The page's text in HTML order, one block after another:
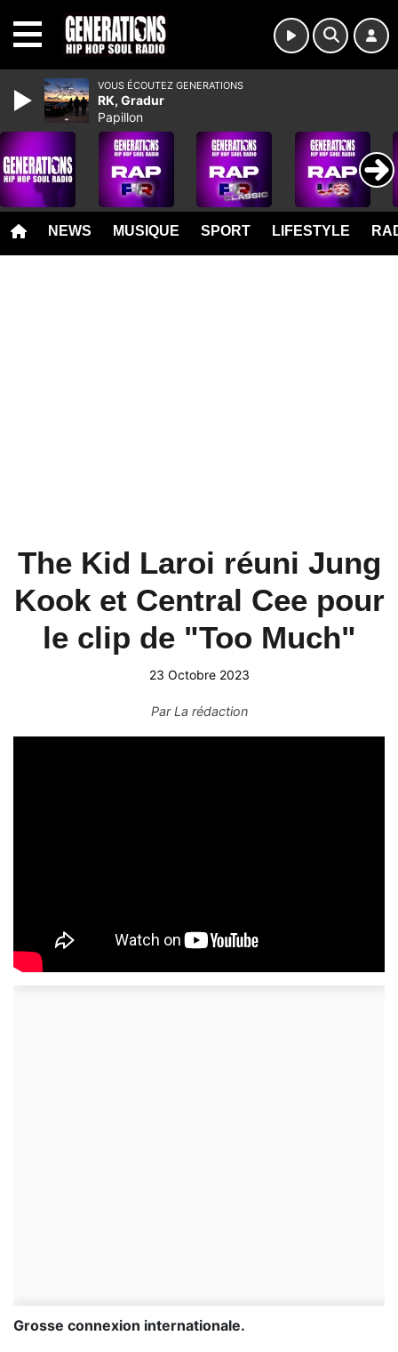
NEWS MUSIQUE SPORT LIFESTYLE
The Kid Laroi réuni Jung
Kook et Central Cee pour
le clip de "Too Much"
23 Octobre 2023
ParLa rédaction
Grosse connexion internationale.
VOUS ÉCOUTEZ GENERATIONS
RK, Gradur
Papillon